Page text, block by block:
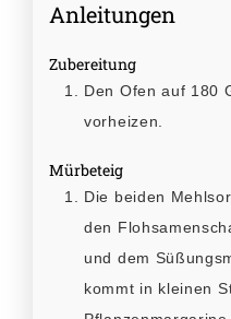
Anleitungen
Zubereitung
Den Ofen auf 180
vorheizen.
Mürbeteig
Die beiden
den
und dem
kommt in kleinen